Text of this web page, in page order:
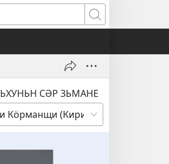
Search
СӘР ЗЬМАНЕ